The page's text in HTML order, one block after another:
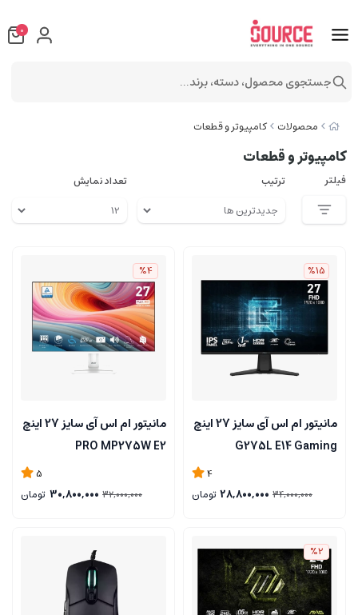
محصولات کامپیوتر و قطعات
کامپیوتر و قطعات
فیلتر ترتیب تعداد نمایش
%15
مانیتور ام اس آی سایز 27 اینچ
G275L E14 Gaming
4
34,000,000
28,800,000 تومان
%4
مانیتور ام اس آی سایز 27 اینچ
PRO MP275W E2
5
32,000,000
30,800,000 تومان
%2
0
جستجوی محصول، دسته، برند...